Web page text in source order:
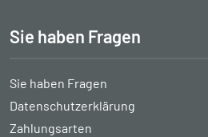
Sie haben Fragen
Sie haben Fragen
Datenschutzerklärung
Zahlungsarten